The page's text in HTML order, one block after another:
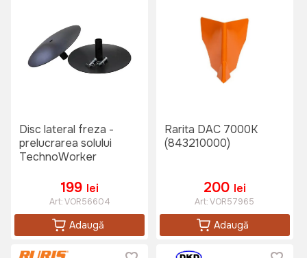
Disc lateral freza -
prelucrarea solului
TechnoWorker
199 lei
Art:VOR56604
Adaugă
Rarita DAC 7000K
(843210000)
200 lei
Art:VOR57965
Adaugă